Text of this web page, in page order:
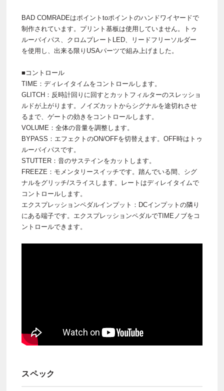
BAD COMRADEはポイントtoポイントのハンドワイヤードで
制作されています。プリント基板は使用していません。トゥ
ルーバイパス、クロムプレートLED、リードフリーソルダー
を使用し、出来る限りUSAパーツで組み上げました。
■コントロール
TIME：ディレイタイムをコントロールします。
GLITCH：反時計回りに回すとカットフィルターのスレッショ
ルドが上がります。ノイズカットからシグナルを途切れさせ
るまで、ゲートの効きをコントロールします。
VOLUME：全体の音量を調整します。
BYPASS：エフェクトのON/OFFを切替えます。OFF時はトゥ
ルーバイパスです。
STUTTER：音のサステインをカットします。
FREEZE：モメンタリースイッチです。踏んでいる間、シグ
ナルをグリッチ/スライスします。レートはディレイタイムで
コントロールします。
エクスプレッションペダルインプット：DCインプットの隣り
にある端子です。エクスプレッションペダルでTIMEノブをコ
ントロールできます。
スペック